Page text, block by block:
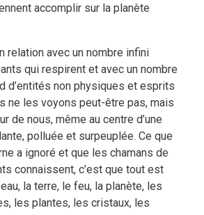
accomplir sur la planète
relation avec un nombre infini
qui respirent et avec un nombre
d’entités non physiques et esprits
ne les voyons peut-être pas, mais
de nous, même au centre d’une
polluée et surpeuplée. Ce que
a ignoré et que les chamans de
connaissent, c’est que tout est
la terre, le feu, la planète, les
les plantes, les cristaux, les